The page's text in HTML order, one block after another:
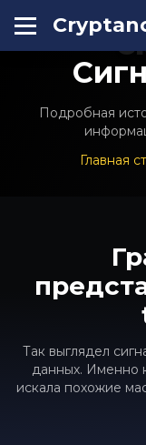
Подробная
Главная
Так выглядел
данных. Именно
искала похожие